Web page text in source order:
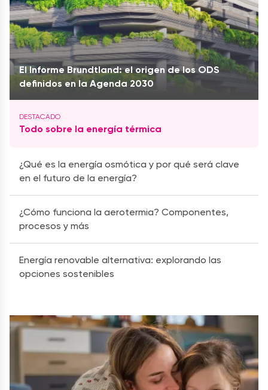
El Informe Brundtland: el origen de los ODS
definidos en la Agenda 2030
Todo sobre la energía térmica
¿Qué es la energía osmótica y por qué será clave
en el futuro de la energía?
¿Cómo funciona la aerotermia? Componentes,
procesos y más
Energía renovable alternativa: explorando las
opciones sostenibles